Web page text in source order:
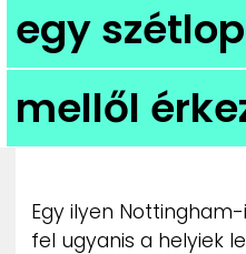
egy
mellől
Egy ilyen
fel ugyanis a helyiek